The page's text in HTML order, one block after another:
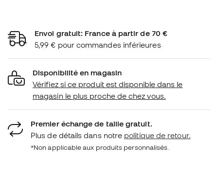
Envoi gratuit: France à partir de 70 €
5,99 € pour commandes inférieures
Disponibilité en magasin
Vérifiez si ce produit est disponible dans le
magasin le plus proche de chez vous.
Premier échange de taille gratuit.
Plus de détails dans notre politique de retour.
*Non applicable aux produits personnalisés.